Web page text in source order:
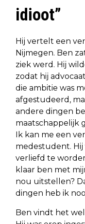
idioot”
Hij vertelt een
Nijmegen. Ben
ziek werd. Hij
zodat hij
die ambitie was
afgestudeerd,
andere dingen
maatschappelijk
Ik kan me een
medestudent.
verliefd te
klaar ben met
nou uitstellen?
dingen heb ik
Ben vindt het